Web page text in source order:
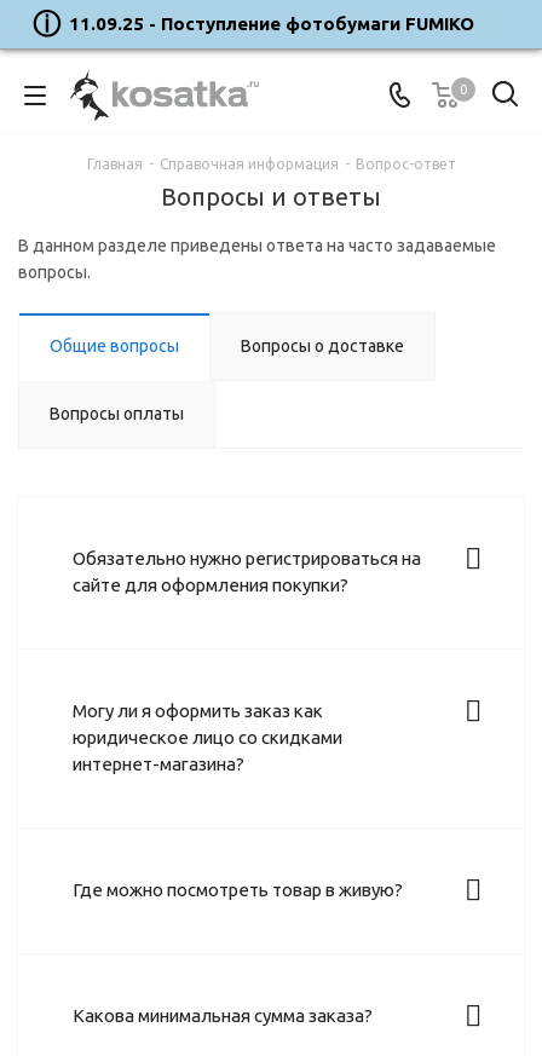
11.09.25 - Поступление фотобумаги FUMIKO
0
Главная - Справочная информация - Вопрос-ответ
Вопросы и ответы
В данном разделе приведены ответа на часто задаваемые
вопросы.
Общие вопросы Вопросы о доставке
Вопросы оплаты
Обязательно нужно регистрироваться на
сайте для оформления покупки?
Могу ли я оформить заказ как
юридическое лицо со скидками
интернет-магазина?
Где можно посмотреть товар в живую?
Какова минимальная сумма заказа?